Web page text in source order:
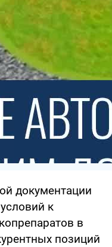
документации
к
в
позиций